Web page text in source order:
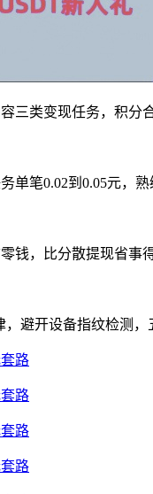
类变现任务，积分
笔0.02到0.05元，
，比分散提现省事
避开设备指纹检测，